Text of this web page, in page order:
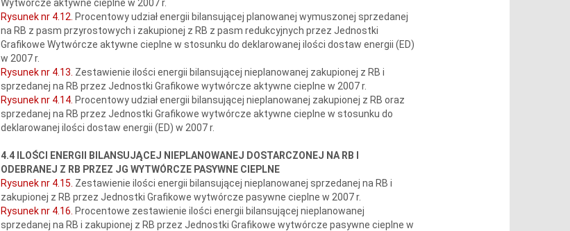
Wytwórcze aktywne cieplne w 2007 r.
Rysunek nr 4.12. Procentowy udział energii bilansującej planowanej wymuszonej sprzedanej
na RB z pasm przyrostowych i zakupionej z RB z pasm redukcyjnych przez Jednostki
Grafikowe Wytwórcze aktywne cieplne w stosunku do deklarowanej ilości dostaw energii (ED)
w 2007 r.
Rysunek nr 4.13. Zestawienie ilości energii bilansującej nieplanowanej zakupionej z RB i
sprzedanej na RB przez Jednostki Grafikowe wytwórcze aktywne cieplne w 2007 r.
Rysunek nr 4.14. Procentowy udział energii bilansującej nieplanowanej zakupionej z RB oraz
sprzedanej na RB przez Jednostki Grafikowe wytwórcze aktywne cieplne w stosunku do
deklarowanej ilości dostaw energii (ED) w 2007 r.
4.4 ILOŚCI ENERGII BILANSUJĄCEJ NIEPLANOWANEJ DOSTARCZONEJ NA RB I
ODEBRANEJ Z RB PRZEZ JG WYTWÓRCZE PASYWNE CIEPLNE
Rysunek nr 4.15. Zestawienie ilości energii bilansującej nieplanowanej sprzedanej na RB i
zakupionej z RB przez Jednostki Grafikowe wytwórcze pasywne cieplne w 2007 r.
Rysunek nr 4.16. Procentowe zestawienie ilości energii bilansującej nieplanowanej
sprzedanej na RB i zakupionej z RB przez Jednostki Grafikowe wytwórcze pasywne cieplne w